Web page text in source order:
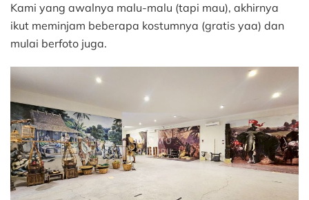
Kami yang awalnya malu-malu (tapi mau), akhirnya
ikut meminjam beberapa kostumnya (gratis yaa) dan
mulai berfoto juga.